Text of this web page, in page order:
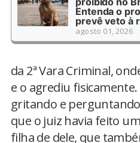
Entenda o
prevê veto à
agosto 01, 2026
da 2ª Vara Criminal,
e o agrediu
gritando e
que o juiz havia feito
filha de dele, que